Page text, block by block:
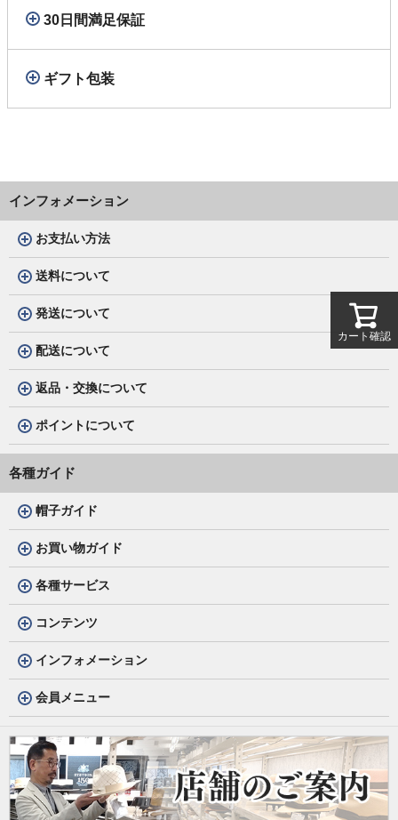
30日間満足保証
ギフト包装
インフォメーション
お支払い方法
送料について
発送について
配送について
返品・交換について
ポイントについて
各種ガイド
帽子ガイド
お買い物ガイド
各種サービス
コンテンツ
インフォメーション
会員メニュー
カート確認